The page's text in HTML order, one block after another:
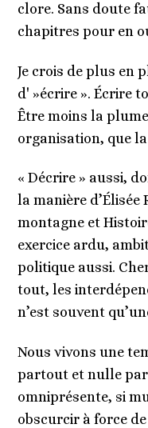
clore. Sans doute
chapitres pour en
Je crois de plus en
d' »écrire ». Écrire
Être moins la
organisation, que
« Décrire » aussi,
la manière d’Élisée
montagne et
exercice ardu,
politique aussi.
tout, les
n’est souvent
Nous vivons une
partout et nulle
omniprésente, si
obscurcir à force